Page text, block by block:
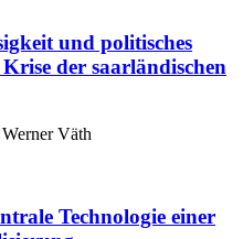
und politisches
der saarländischen
Väth
Technologie einer